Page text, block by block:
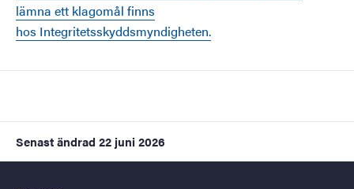
lämna ett klagomål finns
hos Integritetsskyddsmyndigheten.
Senast ändrad 22 juni 2026